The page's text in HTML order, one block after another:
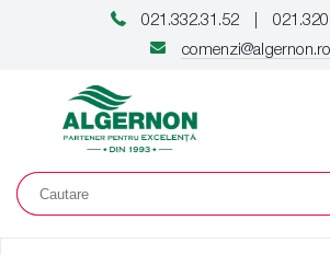
021.332.31.52
comenzi@algernon.ro